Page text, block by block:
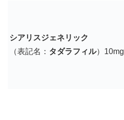
シアリスジェネリック
（表記名： タダラフィル）10mg